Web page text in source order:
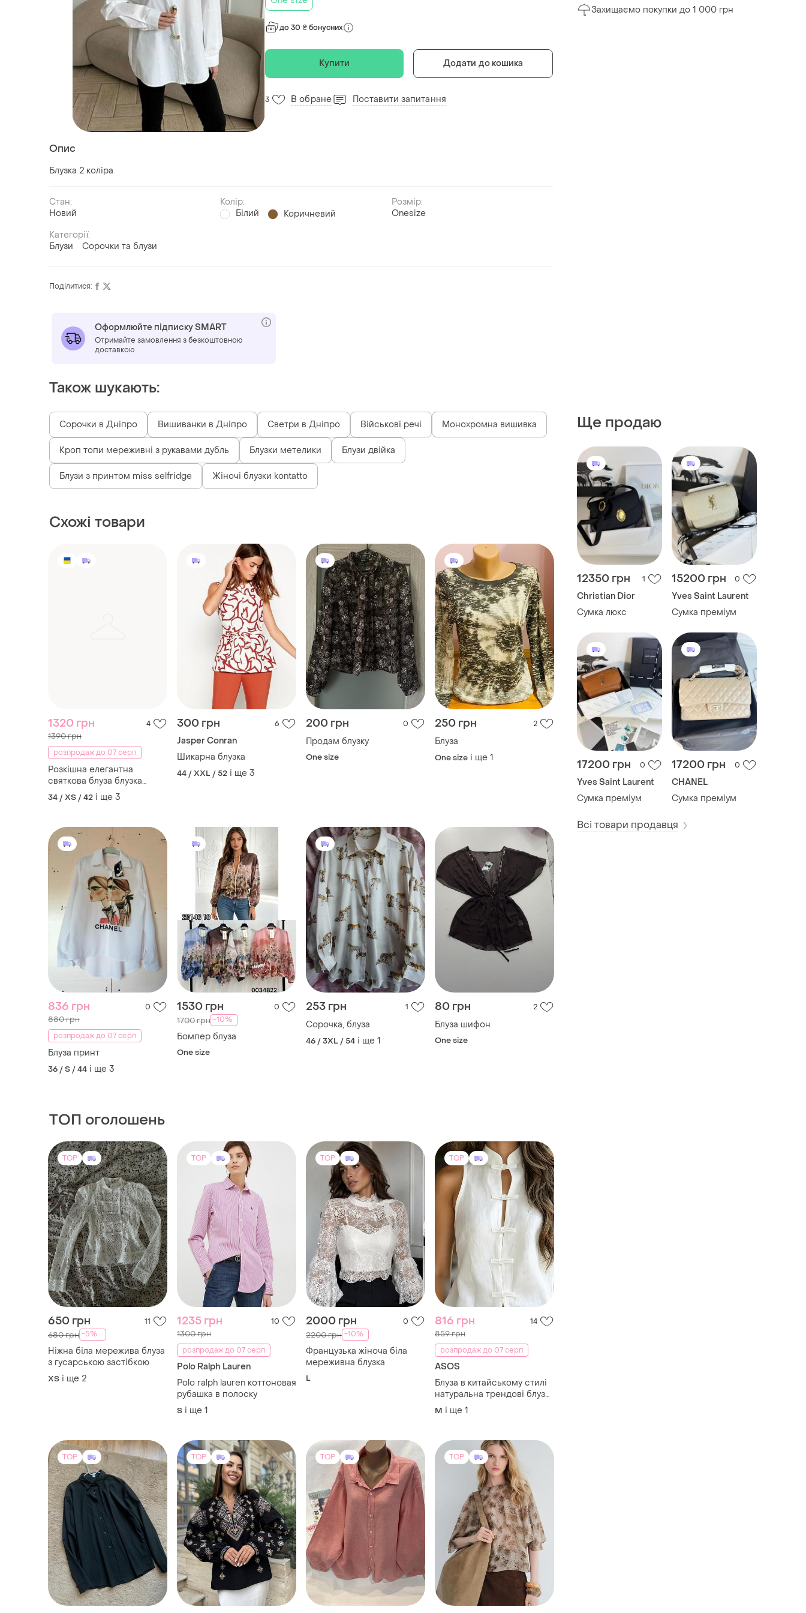
до 30 ₴ бонусних
Купити Додати до кошика
3 В обране Поставити запитання
Опис
Блузка 2 коліра
Стан:
Новий
Колір:
Білий
Коричневий
Розмір:
Onesize
Категорії:
Блузи
Сорочки та блузи
Захищаємо покупки до 1 000 грн
Ще продаю
12350 грн 1
Christian Dior
Сумка люкс
15200 грн 0
Yves Saint Laurent
Сумка преміум
17200 грн 0
Yves Saint Laurent
Сумка преміум
17200 грн 0
CHANEL
Сумка преміум
Всі товари продавця
Поділитися:
Оформлюйте підписку SMART
Отримайте замовлення з безкоштовною
доставкою
Також шукають:
Сорочки в Дніпро Вишиванки в Дніпро Светри в Дніпро Військові речі Монохромна вишивка
Кроп топи мереживні з рукавами дубль Блузки метелики Блузи двійка
Блузи з принтом miss selfridge Жіночі блузки kontatto
Схожі товари
1320 грн 4
1390 грн
розпродаж до 07 серп
Розкішна елегантна
святкова блуза блузка
пасок пояс манжети кльош
гудзики
34 / XS / 42 і ще 3
300 грн 6
Jasper Conran
Шикарна блузка
44 / XXL / 52 і ще 3
200 грн 0
Продам блузку
One size
250 грн 2
Блуза
One size і ще 1
836 грн 0
880 грн
розпродаж до 07 серп
Блуза принт
36 / S / 44 і ще 3
1530 грн 0
1700 грн -10%
Бомпер блуза
One size
253 грн 1
Сорочка, блуза
46 / 3XL / 54 і ще 1
80 грн 2
Блуза шифон
One size
ТОП оголошень
TOP
650 грн 11
680 грн -5%
Ніжна біла мережива блуза
з гусарською застібкою
ХS і ще 2
TOP
1235 грн 10
1300 грн
розпродаж до 07 серп
Polo Ralph Lauren
Polo ralph lauren коттоновая
рубашка в полоску
S і ще 1
TOP
2000 грн 0
2200 грн -10%
Французька жіноча біла
мереживна блузка
L
TOP
816 грн 14
859 грн
розпродаж до 07 серп
ASOS
Блуза в китайському стилі
натуральна трендові блуза
з застібками - вузликами
M і ще 1
TOP TOP TOP TOP